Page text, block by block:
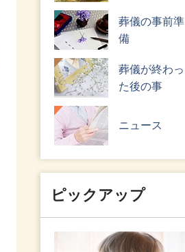
葬儀の事前準
備
葬儀が終わっ
た後の事
ニュース
ピックアップ